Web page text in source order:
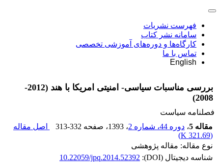
فهرست نشریات
سامانه نشر کتاب
کارگاه‌ها و دوره‌های آموزشی تخصصی
تماس با ما
English
بررسی مناسبات سیاسی- امنیتی امریکا با هند (2012-
2008)
فصلنامه سیاست
مقاله 5
، دوره 44، شماره 2 ، 1393 ، صفحه 313-332
اصل مقاله
(
321.69 K
)
نوع مقاله: مقاله پژوهشی
شناسه دیجیتال (DOI):
10.22059/jpq.2014.52392